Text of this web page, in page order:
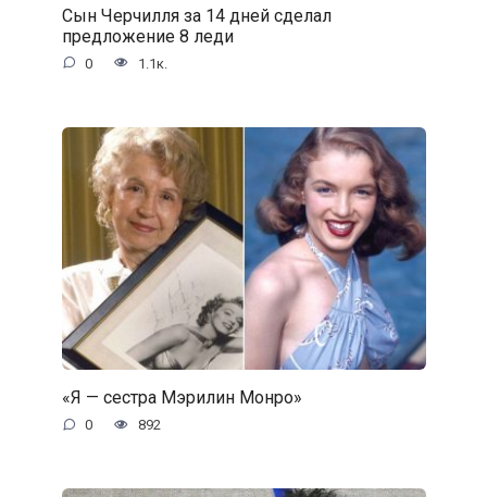
Сын Черчилля за 14 дней сделал
предложение 8 леди
0 1.1к.
«Я — сестра Мэрилин Монро»
0 892